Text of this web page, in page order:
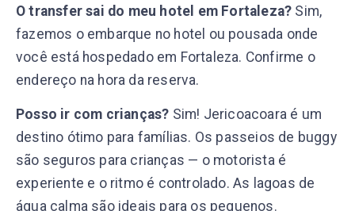
O transfer sai do meu hotel em Fortaleza? Sim,
fazemos o embarque no hotel ou pousada onde
você está hospedado em Fortaleza. Confirme o
endereço na hora da reserva.
Posso ir com crianças? Sim! Jericoacoara é um
destino ótimo para famílias. Os passeios de buggy
são seguros para crianças — o motorista é
experiente e o ritmo é controlado. As lagoas de
água calma são ideais para os pequenos.